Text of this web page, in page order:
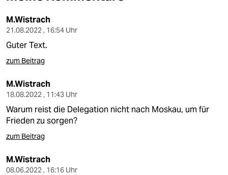
kultur
sport
berlin
wahrheit
verlag
verlag
veranstaltungen
M.Wistrach
21.08.2022 , 16:54 Uhr
Guter Text.
zum Beitrag
M.Wistrach
18.08.2022 , 11:43 Uhr
Warum reist die Delegation nicht nach Moskau, um für
Frieden zu sorgen?
zum Beitrag
M.Wistrach
08.06.2022 , 16:16 Uhr